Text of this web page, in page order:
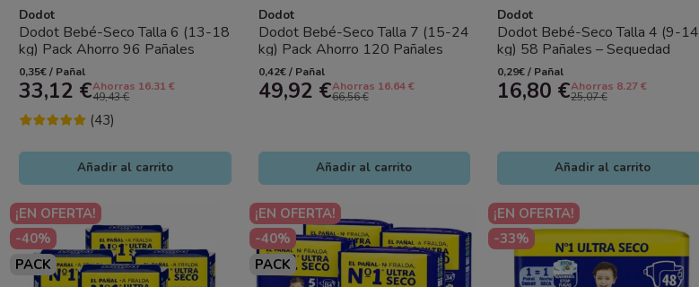
Dodot
Dodot Bebé-Seco Talla 6 (13-18
kg) Pack Ahorro 96 Pañales
(2x48) – Máxima Sequedad y...
0,35€ / Pañal
33,12 €Ahorras 16.31 €
49,43 €
(43)
Añadir al carrito
Dodot
Dodot Bebé-Seco Talla 7 (15-24
kg) Pack Ahorro 120 Pañales
(2x60) – Máxima Sequedad y...
0,42€ / Pañal
49,92 €Ahorras 16.64 €
66,56 €
Añadir al carrito
Dodot
Dodot Bebé-Seco Talla 4 (9-14
kg) 58 Pañales – Sequedad
Duradera y Protección Anti Fugas
0,29€ / Pañal
16,80 €Ahorras 8.27 €
25,07 €
Añadir al carrito
¡EN OFERTA!
-40%
PACK
¡EN OFERTA!
-40%
PACK
¡EN OFERTA!
-33%